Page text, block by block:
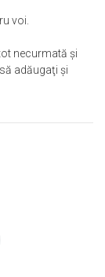
voi.
necurmată şi
adăugaţi şi